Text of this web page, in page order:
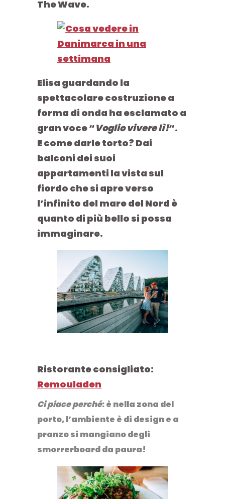
The Wave.
Elisa guardando la
spettacolare costruzione a
forma di onda ha esclamato a
gran voce “Voglio vivere lì!“.
E come darle torto? Dai
balconi dei suoi
appartamenti la vista sul
fiordo che si apre verso
l’infinito del mare del Nord è
quanto di più bello si possa
immaginare.
Ristorante consigliato:
Remouladen
Ci piace perché: è nella zona del
porto, l’ambiente è di design e a
pranzo si mangiano degli
smorrerboard da paura!